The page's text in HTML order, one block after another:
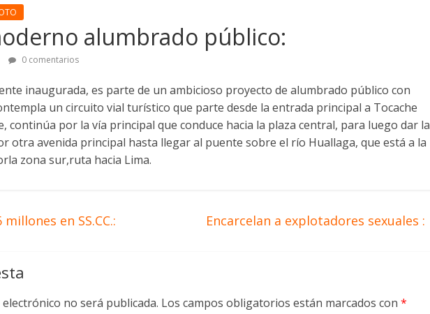
alumbrado público:
0 comentarios
inaugurada, es parte de un ambicioso proyecto de alumbrado público con
un circuito vial turístico que parte desde la entrada principal a Tocache
continúa por la vía principal que conduce hacia la plaza central, para luego dar la
otra avenida principal hasta llegar al puente sobre el río Huallaga, que está a la
zona sur,ruta hacia Lima.
en SS.CC.: Encarcelan a explotadores sexuales :
no será publicada. Los campos obligatorios están marcados con *